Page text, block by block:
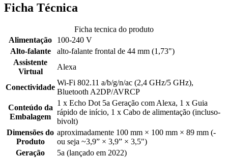
Ficha Técnica
Ficha tecnica do produto
Alimentação
100-240 V
Alto-falante
alto-falante frontal de 44 mm (1,73")
Assistente
Virtual
Alexa
Conectividade
Wi-Fi 802.11 a/b/g/n/ac (2,4 GHz/5 GHz),
Bluetooth A2DP/AVRCP
Conteúdo da
Embalagem
1 x Echo Dot 5a Geração com Alexa, 1 x Guia
rápido de início, 1 x Cabo de alimentação (incluso-
bivolt)
Dimensões do
Produto
aproximadamente 100 mm × 100 mm × 89 mm (-
ou seja ~3,9” × 3,9” × 3,5")
Geração
5a (lançado em 2022)